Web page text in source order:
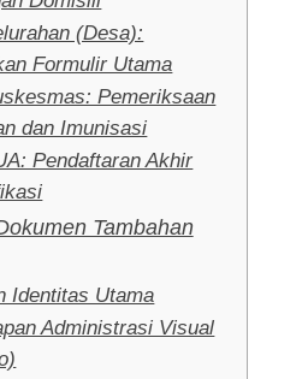
(Desa):
Formulir Utama
Pemeriksaan
dan Imunisasi
Pendaftaran Akhir
Tambahan
Identitas Utama
Administrasi Visual